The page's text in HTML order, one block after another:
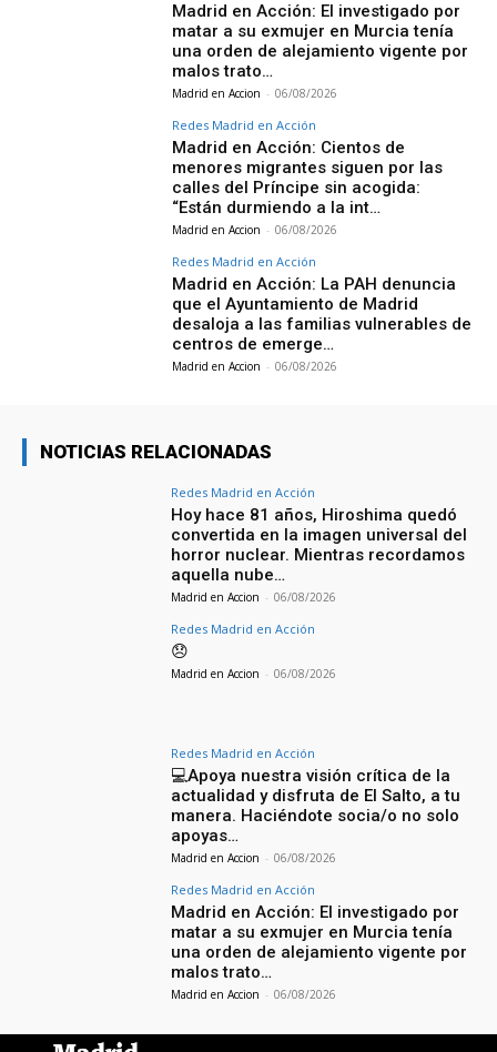
Madrid en Acción: El investigado por
matar a su exmujer en Murcia tenía
una orden de alejamiento vigente por
malos trato…
Madrid en Accion - 06/08/2026
Redes Madrid en Acción
Madrid en Acción: Cientos de
menores migrantes siguen por las
calles del Príncipe sin acogida:
“Están durmiendo a la int…
Madrid en Accion - 06/08/2026
Redes Madrid en Acción
Madrid en Acción: La PAH denuncia
que el Ayuntamiento de Madrid
desaloja a las familias vulnerables de
centros de emerge…
Madrid en Accion - 06/08/2026
NOTICIAS RELACIONADAS
Redes Madrid en Acción
Hoy hace 81 años, Hiroshima quedó
convertida en la imagen universal del
horror nuclear. Mientras recordamos
aquella nube…
Madrid en Accion - 06/08/2026
Redes Madrid en Acción
😞
Madrid en Accion - 06/08/2026
Redes Madrid en Acción
💻Apoya nuestra visión crítica de la
actualidad y disfruta de El Salto, a tu
manera. Haciéndote socia/o no solo
apoyas…
Madrid en Accion - 06/08/2026
Redes Madrid en Acción
Madrid en Acción: El investigado por
matar a su exmujer en Murcia tenía
una orden de alejamiento vigente por
malos trato…
Madrid en Accion - 06/08/2026